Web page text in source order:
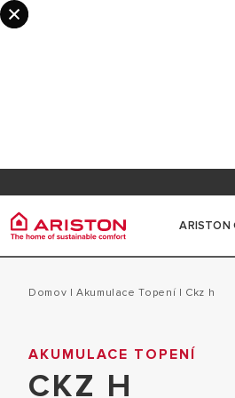
ARISTON
Ariston Group
Všechny produkty
OHŘÍVAČE VODY
PLYNOVÉ KOTLE
Domov | Akumulace Topení | ckz h
AKUMULACE TOPENÍ
CKZ H